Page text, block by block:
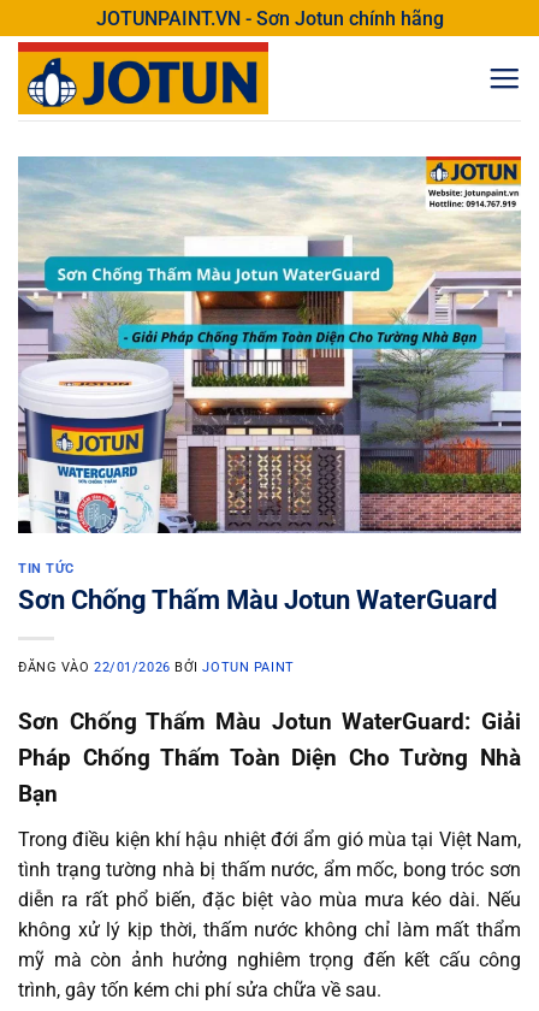
qua
dung
JOTUNPAINT.VN - Sơn Jotun chính hãng
TIN TỨC
Sơn Chống Thấm Màu Jotun WaterGuard
ĐĂNG VÀO22/01/2026 BỞIJOTUN PAINT
Sơn Chống Thấm Màu Jotun WaterGuard: Giải
Pháp Chống Thấm Toàn Diện Cho Tường Nhà
Bạn
Trong điều kiện khí hậu nhiệt đới ẩm gió mùa tại Việt Nam,
tình trạng tường nhà bị thấm nước, ẩm mốc, bong tróc sơn
diễn ra rất phổ biến, đặc biệt vào mùa mưa kéo dài. Nếu
không xử lý kịp thời, thấm nước không chỉ làm mất thẩm
mỹ mà còn ảnh hưởng nghiêm trọng đến kết cấu công
trình, gây tốn kém chi phí sửa chữa về sau.